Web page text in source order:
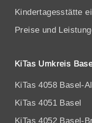
Kindertagesstätte
Preise und
KiTas Umkreis
KiTas 4058 Basel-
KiTas 4051 Basel
KiTas 4052 Basel-